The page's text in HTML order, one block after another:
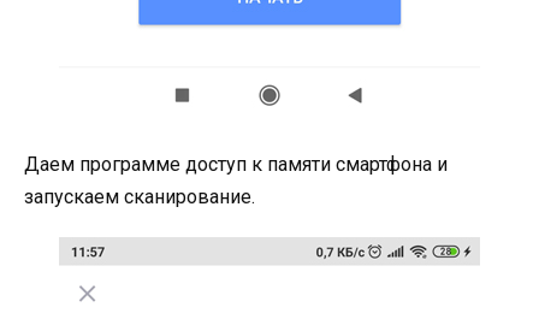
Даем программе доступ к памяти смартфона и
запускаем сканирование.